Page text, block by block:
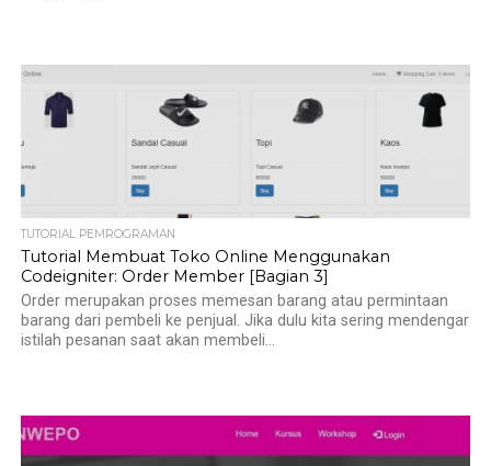
TUTORIAL PEMROGRAMAN
Tutorial Membuat Toko Online Menggunakan
Codeigniter: Order Member [Bagian 3]
Order merupakan proses memesan barang atau permintaan
barang dari pembeli ke penjual. Jika dulu kita sering mendengar
istilah pesanan saat akan membeli...